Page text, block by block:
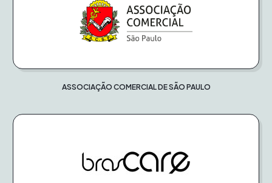
ASSOCIAÇÃO COMERCIAL DE SÃO PAULO